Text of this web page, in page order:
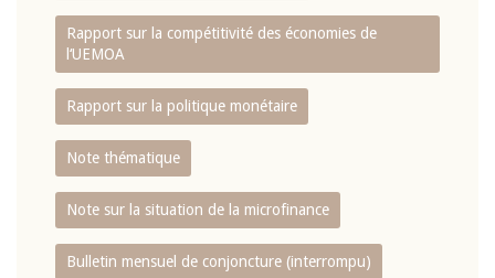
Rapport sur la compétitivité des économies de
l‘UEMOA
Rapport sur la politique monétaire
Note thématique
Note sur la situation de la microfinance
Bulletin mensuel de conjoncture (interrompu)